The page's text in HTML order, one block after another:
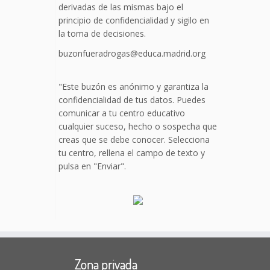
derivadas de las mismas bajo el
principio de confidencialidad y sigilo en
la toma de decisiones.
buzonfueradrogas@educa.madrid.org
"Este buzón es anónimo y garantiza la
confidencialidad de tus datos. Puedes
comunicar a tu centro educativo
cualquier suceso, hecho o sospecha que
creas que se debe conocer. Selecciona
tu centro, rellena el campo de texto y
pulsa en "Enviar".
Zona privada